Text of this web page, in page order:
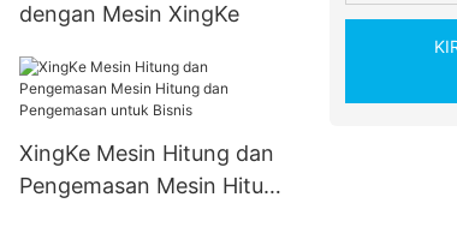
dengan Mesin XingKe
XingKe Mesin Hitung dan
Pengemasan Mesin Hitung